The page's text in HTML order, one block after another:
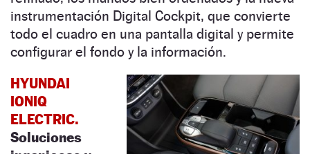
instrumentación Digital Cockpit, que convierte
todo el cuadro en una pantalla digital y permite
configurar el fondo y la información.
HYUNDAI
IONIQ
ELECTRIC.
Soluciones